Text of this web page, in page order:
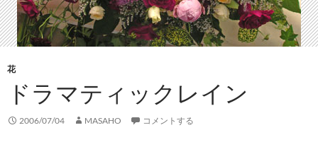
花
ドラマティックレイン
2006/07/04 MASAHO コメントする